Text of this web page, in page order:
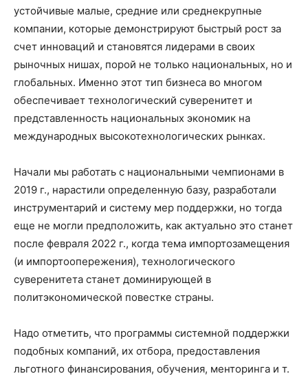
устойчивые малые, средние или среднекрупные
компании, которые демонстрируют быстрый рост за
счет инноваций и становятся лидерами в своих
рыночных нишах, порой не только национальных, но и
глобальных. Именно этот тип бизнеса во многом
обеспечивает технологический суверенитет и
представленность национальных экономик на
международных высокотехнологических рынках.
Начали мы работать с национальными чемпионами в
2019 г., нарастили определенную базу, разработали
инструментарий и систему мер поддержки, но тогда
еще не могли предположить, как актуально это станет
после февраля 2022 г., когда тема импортозамещения
(и импортоопережения), технологического
суверенитета станет доминирующей в
политэкономической повестке страны.
Надо отметить, что программы системной поддержки
подобных компаний, их отбора, предоставления
льготного финансирования, обучения, менторинга и т.